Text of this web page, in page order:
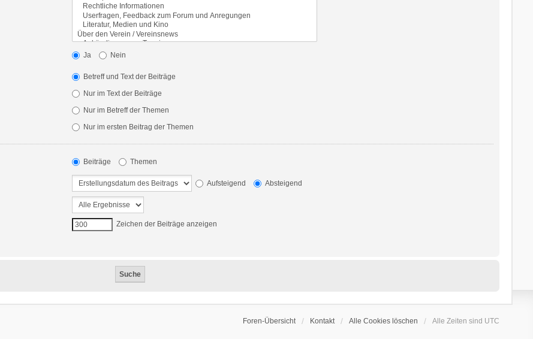
Ja Nein
Betreff und Text der Beiträge
Nur im Text der Beiträge
Nur im Betreff der Themen
Nur im ersten Beitrag der Themen
Beiträge Themen
Aufsteigend Absteigend
Zeichen der Beiträge anzeigen
Foren-Übersicht Kontakt Alle Cookies löschen Alle Zeiten sind UTC